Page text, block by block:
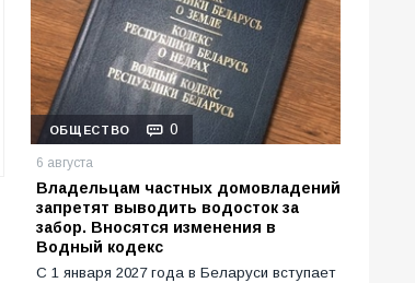
ОБЩЕСТВО 0
6 августа
Владельцам частных домовладений
запретят выводить водосток за
забор. Вносятся изменения в
Водный кодекс
С 1 января 2027 года в Беларуси вступает